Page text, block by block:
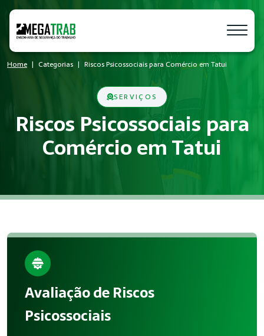
Home Categorias Riscos Psicossociais para Comércio em Tatui
SERVIÇOS
Riscos Psicossociais para
Comércio em Tatui
O que é Riscos Psicossociais?
Empresas de todos os portes que possuem empregados
Benefícios da implementação
A aplicação correta de Riscos Psicossociais reduz
Atendimento em Tatui
Avaliação de Riscos
Psicossociais